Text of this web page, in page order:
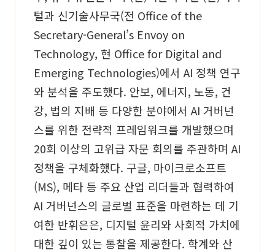
털과 신기술사무국(전 Office of the
Secretary-General’s Envoy on
Technology, 현 Office for Digital and
Emerging Technologies)에서 AI 정책 연구
와 분석을 주도했다. 안보, 에너지, 노동, 건
강, 법의 지배 등 다양한 분야에서 AI 거버넌
스를 위한 전략적 프레임워크를 개발했으며
20회 이상의 고위급 자문 회의를 주관하며 AI
정책을 구체화했다. 구글, 마이크로소프트
(MS), 메타 등 주요 산업 리더들과 협력하여
AI 거버넌스의 글로벌 표준을 마련하는 데 기
여한 반휘은은, 디지털 윤리와 사회적 가치에
대한 깊이 있는 통찰을 제공한다. 학계와 산